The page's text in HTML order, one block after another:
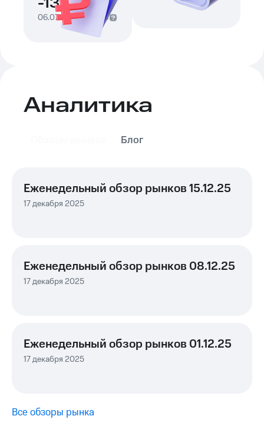
06.07.25 -06.07.26
Аналитика
Блог
Еженедельный обзор рынков 15.12.25
17 декабря 2025
Еженедельный обзор рынков 08.12.25
17 декабря 2025
Еженедельный обзор рынков 01.12.25
17 декабря 2025
Все обзоры рынка